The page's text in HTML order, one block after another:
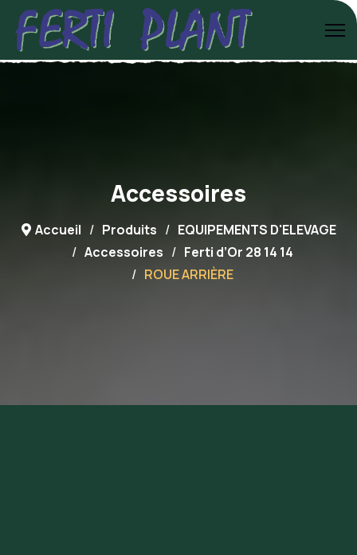
Accessoires
Accueil Produits
EQUIPEMENTS D'ELEVAGE
Accessoires
Ferti d’Or 28 14 14
ROUE ARRIÈRE